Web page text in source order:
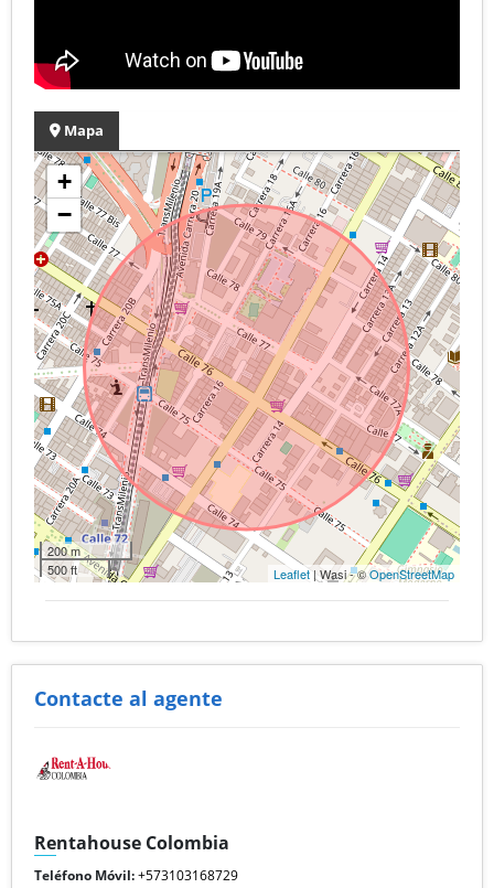
Mapa
+
−
200 m
500 ft
Leaflet| Wasi - ©OpenStreetMap
Contacte al agente
Rentahouse Colombia
Teléfono Móvil:+573103168729